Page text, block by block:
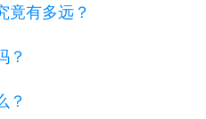
竟有多远？
？
？